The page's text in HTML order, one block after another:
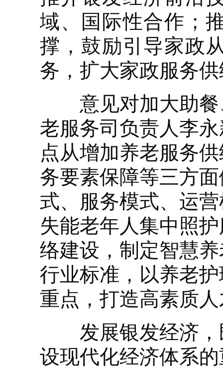
域、国际性合作；
撑，鼓励引导家政
务，扩大家政服务
意见对加大助餐
老服务司负责人李
点从增加养老服务
务要素保障等三方
式、服务模式、运
失能老年人集中照
络建设，制定智慧
行业标准，以养老
重点，打造高素质
发展银发经济，
设现代化经济体系